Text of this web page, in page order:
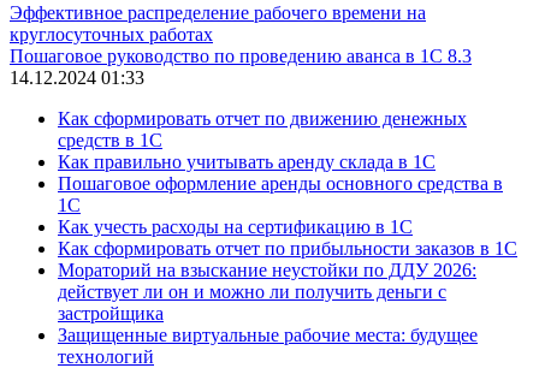
Эффективное распределение рабочего времени на
круглосуточных работах
Пошаговое руководство по проведению аванса в 1С 8.3
14.12.2024 01:33
Как сформировать отчет по движению денежных
средств в 1С
Как правильно учитывать аренду склада в 1С
Пошаговое оформление аренды основного средства в
1С
Как учесть расходы на сертификацию в 1С
Как сформировать отчет по прибыльности заказов в 1С
Мораторий на взыскание неустойки по ДДУ 2026:
действует ли он и можно ли получить деньги с
застройщика
Защищенные виртуальные рабочие места: будущее
технологий